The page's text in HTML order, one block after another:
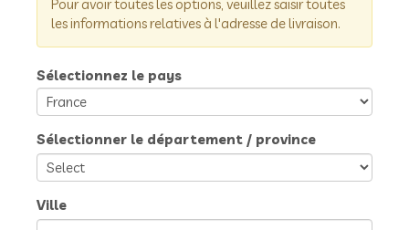
Pour avoir toutes les options, veuillez saisir toutes
les informations relatives à l'adresse de livraison.
Sélectionnez le pays
Sélectionner le département / province
Ville